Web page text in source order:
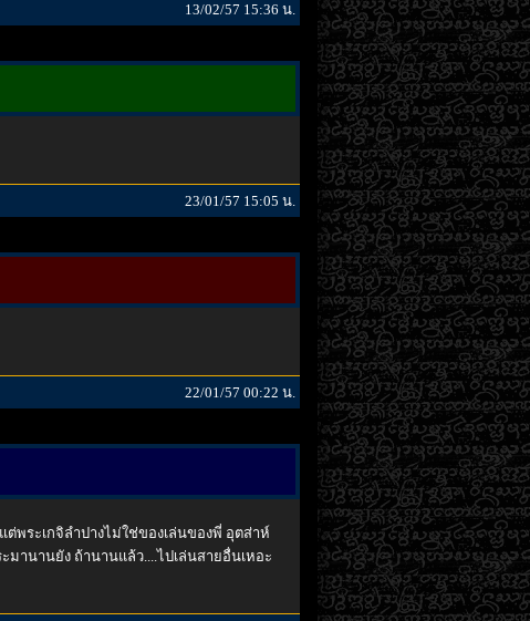
13/02/57 15:36 น.
23/01/57 15:05 น.
22/01/57 00:22 น.
พระเกจิลำปางไม่ใช่ของเล่นของพี่ อุตส่าห์
านานยัง ถ้านานแล้ว....ไปเล่นสายอื่นเหอะ